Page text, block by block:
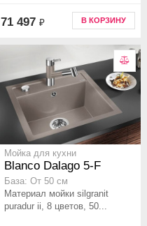
71 497 ₽ В КОРЗИНУ
Мойка для кухни
Blanco Dalago 5-F
База: От 50 см
Материал мойки silgranit
puradur ii, 8 цветов, 50...